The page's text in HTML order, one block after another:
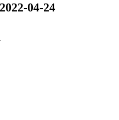
04-24